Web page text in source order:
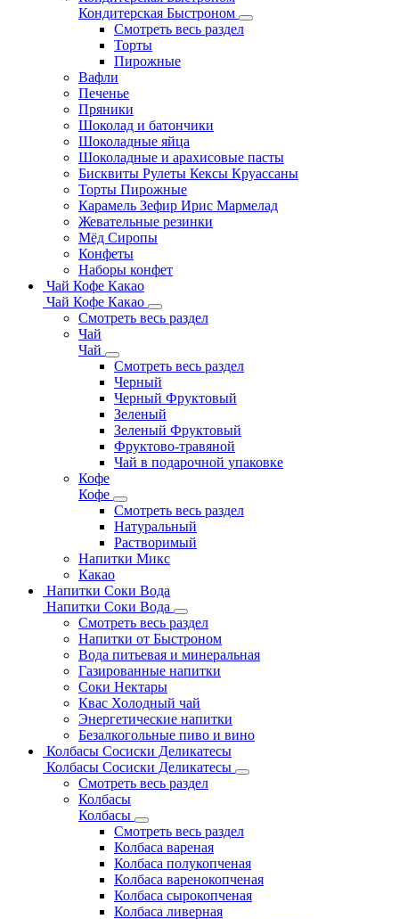
Кондитерская Быстроном
Смотреть весь раздел
Торты
Пирожные
Вафли
Печенье
Пряники
Шоколад и батончики
Шоколадные яйца
Шоколадные и арахисовые пасты
Бисквиты Рулеты Кексы Круассаны
Торты Пирожные
Карамель Зефир Ирис Мармелад
Жевательные резинки
Мёд Сиропы
Конфеты
Наборы конфет
Чай Кофе Какао
Чай Кофе Какао
Смотреть весь раздел
Чай
Чай
Смотреть весь раздел
Черный
Черный Фруктовый
Зеленый
Зеленый Фруктовый
Фруктово-травяной
Чай в подарочной упаковке
Кофе
Кофе
Смотреть весь раздел
Натуральный
Растворимый
Напитки Микс
Какао
Напитки Соки Вода
Напитки Соки Вода
Смотреть весь раздел
Напитки от Быстроном
Вода питьевая и минеральная
Газированные напитки
Соки Нектары
Квас Холодный чай
Энергетические напитки
Безалкогольные пиво и вино
Колбасы Сосиски Деликатесы
Колбасы Сосиски Деликатесы
Смотреть весь раздел
Колбасы
Колбасы
Смотреть весь раздел
Колбаса вареная
Колбаса полукопченая
Колбаса варенокопченая
Колбаса сырокопченая
Колбаса ливерная